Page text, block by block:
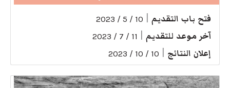
فتح باب التقديم 10 / 5 / 2023
آخر موعد للتقديم 11 / 7 / 2023
إعلان النتائج 10 / 10 / 2023